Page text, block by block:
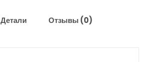
Детали Отзывы (0)